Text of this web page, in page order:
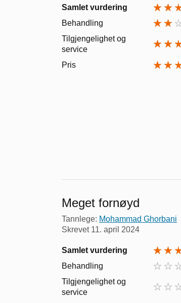
Samlet vurdering
Behandling
Tilgjengelighet og
service
Pris
Meget fornøyd
Tannlege: Mohammad Ghorbani
Skrevet 11. april 2024
Samlet vurdering
Behandling
Tilgjengelighet og
service